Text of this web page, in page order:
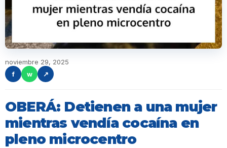
noviembre 29, 2025
f
w ↗
OBERÁ: Detienen a una mujer
mientras vendía cocaína en
pleno microcentro